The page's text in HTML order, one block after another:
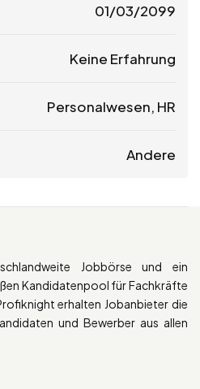
01/03/2099
Keine Erfahrung
Personalwesen, HR
Andere
Jobbörse und ein
Kandidatenpool für Fachkräfte
erhalten Jobanbieter die
und Bewerber aus allen